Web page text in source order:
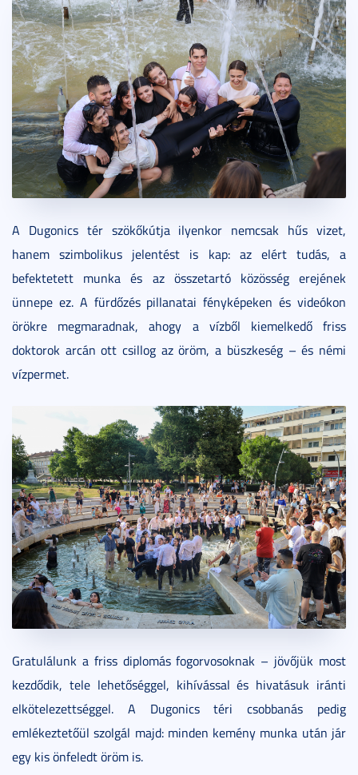
A Dugonics tér szökőkútja ilyenkor nemcsak hűs vizet,
hanem szimbolikus jelentést is kap: az elért tudás, a
befektetett munka és az összetartó közösség erejének
ünnepe ez. A fürdőzés pillanatai fényképeken és videókon
örökre megmaradnak, ahogy a vízből kiemelkedő friss
doktorok arcán ott csillog az öröm, a büszkeség – és némi
vízpermet.
Gratulálunk a friss diplomás fogorvosoknak – jövőjük most
kezdődik, tele lehetőséggel, kihívással és hivatásuk iránti
elkötelezettséggel. A Dugonics téri csobbanás pedig
emlékeztetőül szolgál majd: minden kemény munka után jár
egy kis önfeledt öröm is.